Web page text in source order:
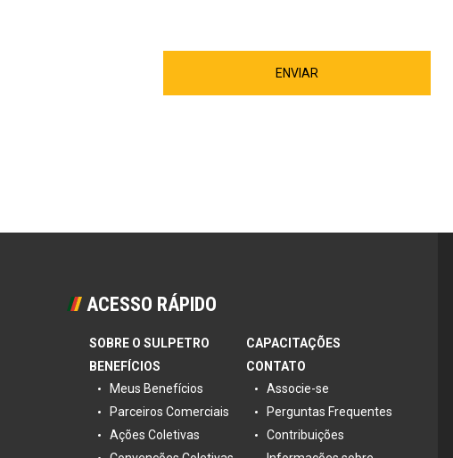
ENVIAR
ACESSO RÁPIDO
SOBRE O SULPETRO
BENEFÍCIOS
Meus Benefícios
Parceiros Comerciais
Ações Coletivas
CAPACITAÇÕES
CONTATO
Associe-se
Perguntas Frequentes
Contribuições